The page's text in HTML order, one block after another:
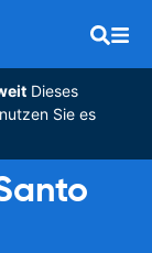
Dieses
Sie es